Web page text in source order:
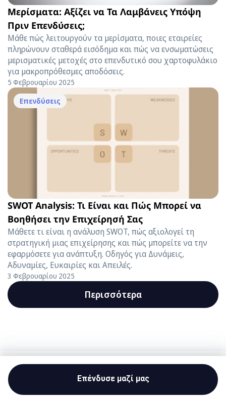
Μερίσματα: Αξίζει να Τα Λαμβάνεις Υπόψη
Πριν Επενδύσεις;
Μάθε πώς λειτουργούν τα μερίσματα, ποιες εταιρείες
πληρώνουν σταθερά εισόδημα και πώς να ενσωματώσεις
μερισματικές μετοχές στο επενδυτικό σου χαρτοφυλάκιο
για μακροπρόθεσμες αποδόσεις.
5 Φεβρουαρίου 2025
Επενδύσεις
SWOT Analysis: Τι Είναι και Πώς Μπορεί να
Βοηθήσει την Επιχείρησή Σας
Μάθετε τι είναι η ανάλυση SWOT, πώς αξιολογεί τη
στρατηγική μιας επιχείρησης και πώς μπορείτε να την
εφαρμόσετε για ανάπτυξη. Οδηγός για Δυνάμεις,
Αδυναμίες, Ευκαιρίες και Απειλές.
3 Φεβρουαρίου 2025
Περισσότερα
Επένδυσε μαζί μας
Invest your money
Start investing
Capital at risk.